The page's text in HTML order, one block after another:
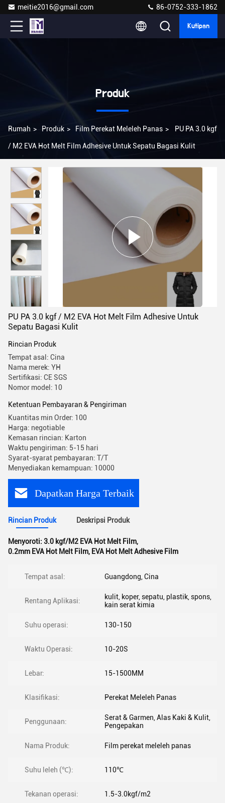
meitie2016@gmail.com 86-0752-333-1862
Kutipan
Produk
Rumah > Produk > Film Perekat Meleleh Panas > PU PA 3.0 kgf
/ M2 EVA Hot Melt Film Adhesive Untuk Sepatu Bagasi Kulit
PU PA 3.0 kgf / M2 EVA Hot Melt Film Adhesive Untuk
Sepatu Bagasi Kulit
Rincian Produk
Tempat asal: Cina
Nama merek: YH
Sertifikasi: CE SGS
Nomor model: 10
Ketentuan Pembayaran & Pengiriman
Kuantitas min Order: 100
Harga: negotiable
Kemasan rincian: Karton
Waktu pengiriman: 5-15 hari
Syarat-syarat pembayaran: T/T
Menyediakan kemampuan: 10000
Dapatkan Harga Terbaik
Rincian Produk Deskripsi Produk
Menyoroti: 3.0 kgf/M2 EVA Hot Melt Film,
0.2mm EVA Hot Melt Film, EVA Hot Melt Adhesive Film
Tempat asal: Guangdong, Cina
Rentang Aplikasi:
kulit, koper, sepatu, plastik, spons,
kain serat kimia
Suhu operasi: 130-150
Waktu Operasi: 10-20S
Lebar: 15-1500MM
Klasifikasi: Perekat Meleleh Panas
Penggunaan:
Serat & Garmen, Alas Kaki & Kulit,
Pengepakan
Nama Produk: Film perekat meleleh panas
Suhu leleh (℃): 110℃
Tekanan operasi: 1.5-3.0kgf/m2